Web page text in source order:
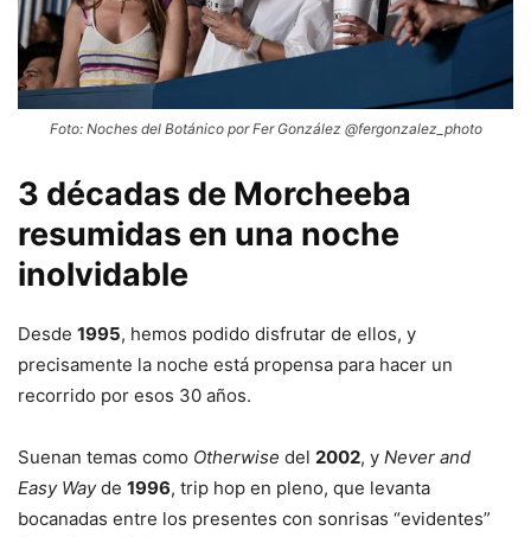
Foto: Noches del Botánico por Fer González @fergonzalez_photo
3 décadas de Morcheeba
resumidas en una noche
inolvidable
Desde 1995, hemos podido disfrutar de ellos, y
precisamente la noche está propensa para hacer un
recorrido por esos 30 años.
Suenan temas como Otherwise del 2002, y Never and
Easy Wayde 1996, trip hop en pleno, que levanta
bocanadas entre los presentes con sonrisas “evidentes”